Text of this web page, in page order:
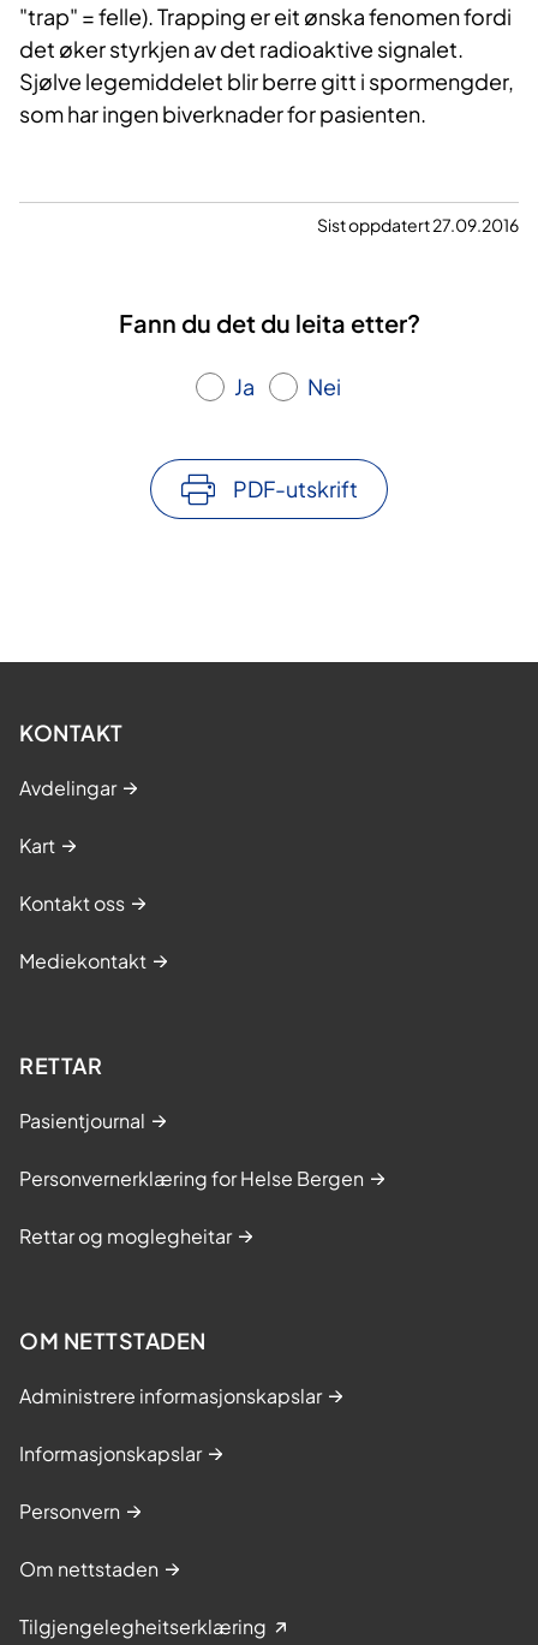
"trap" = felle). Trapping er eit ønska fenomen fordi
det øker styrkjen av det radioaktive signalet.
Sjølve legemiddelet blir berre gitt i spormengder,
som har ingen biverknader for pasienten.
Sist oppdatert 27.09.2016
Fann du det du leita etter?
Ja Nei
PDF-utskrift
KONTAKT
Avdelingar
Kart
Kontakt oss
Mediekontakt
RETTAR
Pasientjournal
Personvernerklæring for Helse Bergen
Rettar og moglegheitar
OM NETTSTADEN
Administrere informasjonskapslar
Informasjonskapslar
Personvern
Om nettstaden
Tilgjengelegheitserklæring